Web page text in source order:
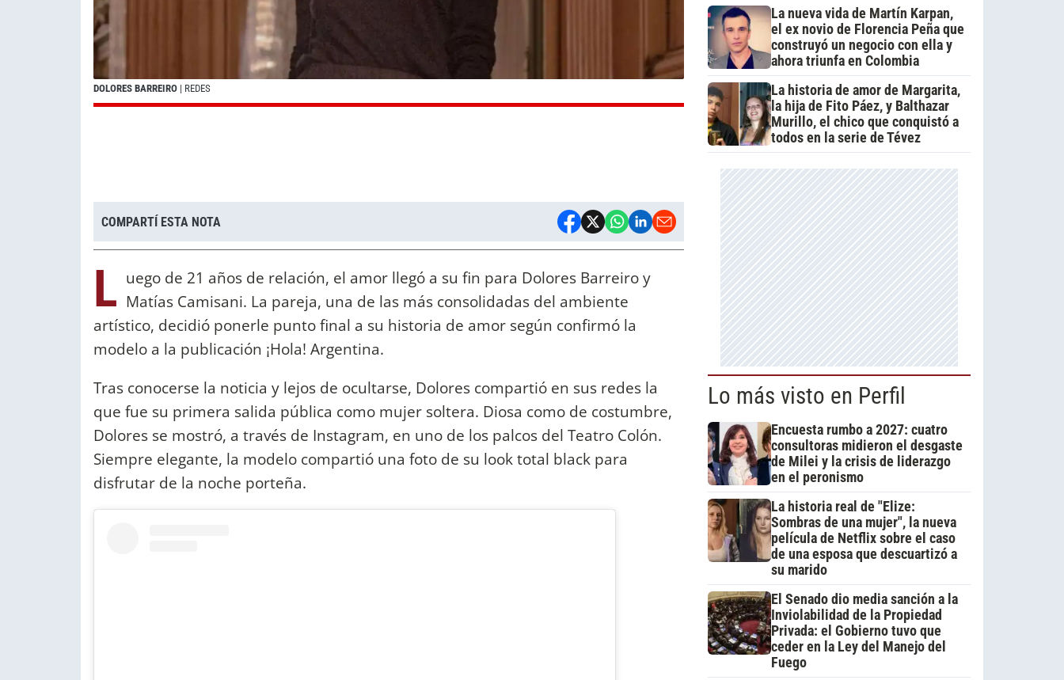
DOLORES BARREIRO | REDES
COMPARTÍ ESTA NOTA
L uego de 21 años de relación, el amor llegó a su fin para Dolores Barreiro y
Matías Camisani. La pareja, una de las más consolidadas del ambiente
artístico, decidió ponerle punto final a su historia de amor según confirmó la
modelo a la publicación ¡Hola! Argentina.
Tras conocerse la noticia y lejos de ocultarse, Dolores compartió en sus redes la
que fue su primera salida pública como mujer soltera. Diosa como de costumbre,
Dolores se mostró, a través de Instagram, en uno de los palcos del Teatro Colón.
Siempre elegante, la modelo compartió una foto de su look total black para
disfrutar de la noche porteña.
La nueva vida de Martín Karpan,
el ex novio de Florencia Peña que
construyó un negocio con ella y
ahora triunfa en Colombia
La historia de amor de Margarita,
la hija de Fito Páez, y Balthazar
Murillo, el chico que conquistó a
todos en la serie de Tévez
Lo más visto en Perfil
Encuesta rumbo a 2027: cuatro
consultoras midieron el desgaste
de Milei y la crisis de liderazgo
en el peronismo
La historia real de "Elize:
Sombras de una mujer", la nueva
película de Netflix sobre el caso
de una esposa que descuartizó a
su marido
El Senado dio media sanción a la
Inviolabilidad de la Propiedad
Privada: el Gobierno tuvo que
ceder en la Ley del Manejo del
Fuego